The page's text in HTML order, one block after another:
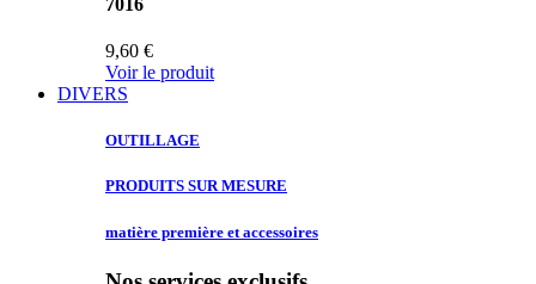
9,60 €
Voir le produit
DIVERS
OUTILLAGE
PRODUITS SURMESURE
matière première et accessoires